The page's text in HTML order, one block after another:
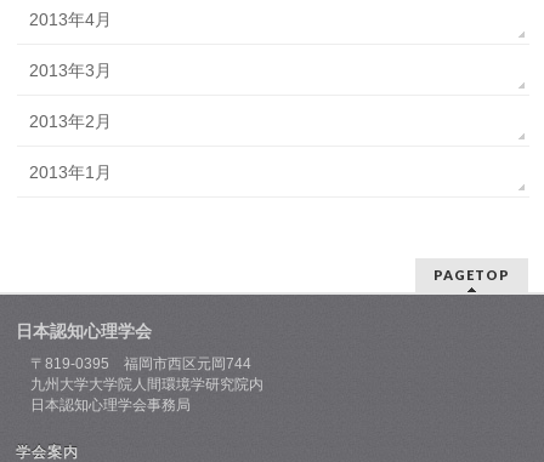
2013年4月
2013年3月
2013年2月
2013年1月
PAGETOP
日本認知心理学会
〒819-0395 福岡市西区元岡744
九州大学大学院人間環境学研究院内
日本認知心理学会事務局
学会案内